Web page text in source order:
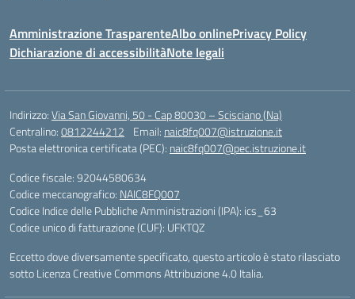
Amministrazione TrasparenteAlbo onlinePrivacy Policy
Dichiarazione di accessibilitàNote legali
Indirizzo:Via San Giovanni, 50 - Cap 80030 – Scisciano (Na)
Centralino:0812244212 Email: naic8fq007@istruzione.it
Posta elettronica certificata (PEC): naic8fq007@pec.istruzione.it
Codice fiscale: 92044580634
Codice meccanografico: NAIC8FQ007
Codice Indice delle Pubbliche Amministrazioni (IPA): ics_63
Codice unico di fatturazione (CUF): UFKTQZ
Eccetto dove diversamente specificato, questo articolo è stato rilasciato
sotto Licenza Creative Commons Attribuzione 4.0 Italia.